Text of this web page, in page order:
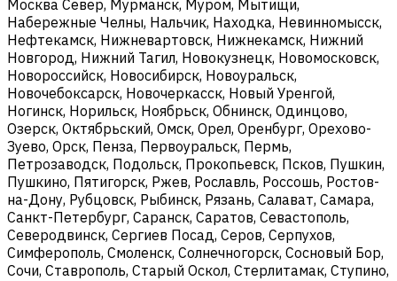
Москва Север, Мурманск, Муром, Мытищи,
Набережные Челны, Нальчик, Находка, Невинномысск,
Нефтекамск, Нижневартовск, Нижнекамск, Нижний
Новгород, Нижний Тагил, Новокузнецк, Новомосковск,
Новороссийск, Новосибирск, Новоуральск,
Новочебоксарск, Новочеркасск, Новый Уренгой,
Ногинск, Норильск, Ноябрьск, Обнинск, Одинцово,
Озерск, Октябрьский, Омск, Орел, Оренбург, Орехово-
Зуево, Орск, Пенза, Первоуральск, Пермь,
Петрозаводск, Подольск, Прокопьевск, Псков, Пушкин,
Пушкино, Пятигорск, Ржев, Рославль, Россошь, Ростов-
на-Дону, Рубцовск, Рыбинск, Рязань, Салават, Самара,
Санкт-Петербург, Саранск, Саратов, Севастополь,
Северодвинск, Сергиев Посад, Серов, Серпухов,
Симферополь, Смоленск, Солнечногорск, Сосновый Бор,
Сочи, Ставрополь, Старый Оскол, Стерлитамак, Ступино,